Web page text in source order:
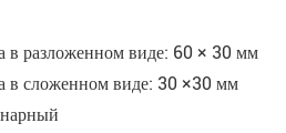
в разложенном виде: 60 × 30 мм
в сложенном виде: 30 ×30 мм